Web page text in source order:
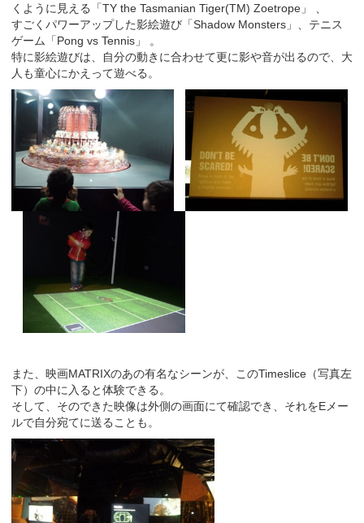
くように見える「TY the Tasmanian Tiger(TM) Zoetrope」 、
すごくパワーアップした影絵遊び「Shadow Monsters」、テニス
ゲーム「Pong vs Tennis」 。
特に影絵遊びは、自分の動きに合わせて更に影や音が出るので、大
人も童心にかえって遊べる。
また、映画MATRIXのあの有名なシーンが、このTimeslice（写真左
下）の中に入ると体験できる。
そして、そのできた映像は外側の画面にて確認でき、それをEメー
ルで自分宛てに送ることも。